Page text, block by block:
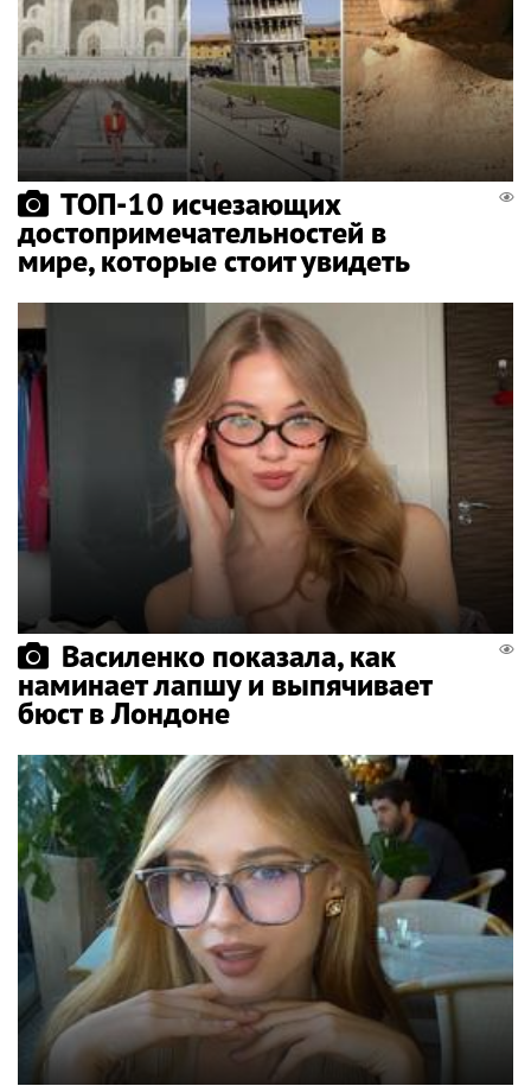
ТОП-10 исчезающих
достопримечательностей в
мире, которые стоит увидеть
Василенко показала, как
наминает лапшу и выпячивает
бюст в Лондоне